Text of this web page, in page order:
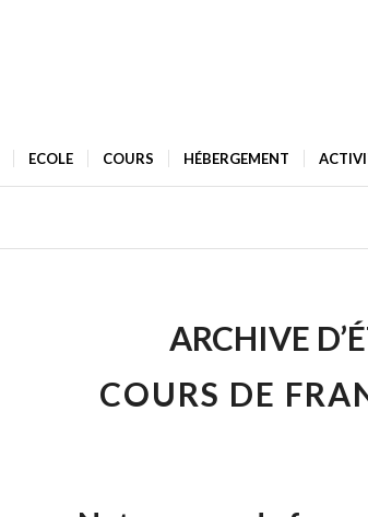
ECOLE COURS HÉBERGEMENT
ARCHIVE
COURS DE